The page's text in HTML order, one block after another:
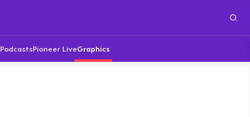
PodcastsPioneer LiveGraphics